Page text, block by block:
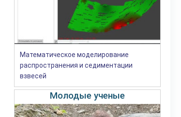
Математическое моделирование
распространения и седиментации
взвесей
Молодые ученые